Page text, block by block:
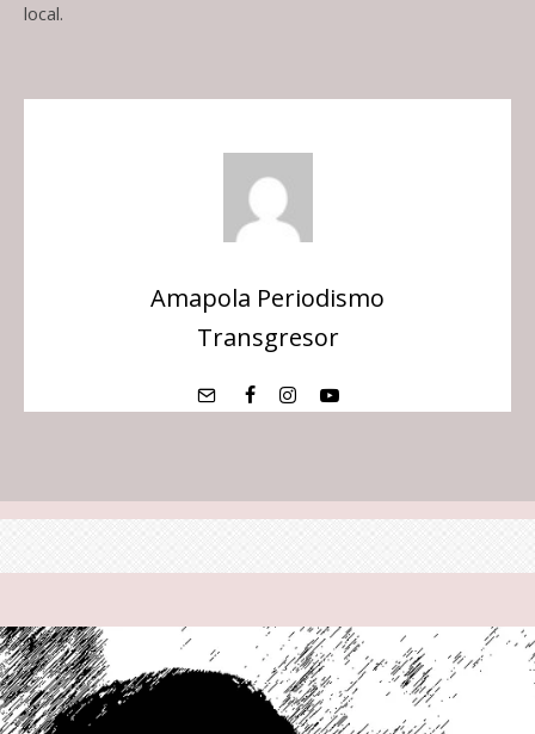
local.
Amapola Periodismo
Transgresor